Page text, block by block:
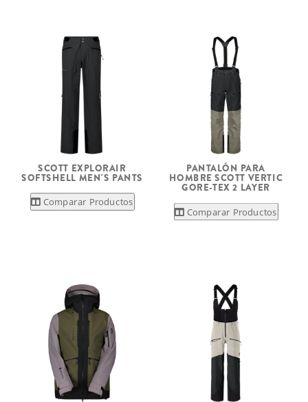
SCOTT EXPLORAIR
SOFTSHELL MEN'S PANTS
Comparar Productos
PANTALÓN PARA
HOMBRE SCOTT VERTIC
GORE-TEX 2 LAYER
Comparar Productos